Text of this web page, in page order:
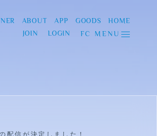
ABOUT APP GOODS
HOME
JOIN
LOGIN FC MENU
信が決定しました！